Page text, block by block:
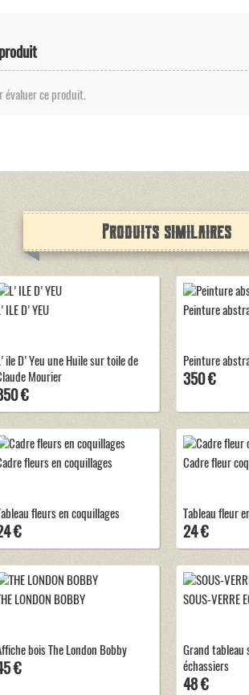
évaluer ce produit.
Produits similaires
D'YEU
D'Yeu une Huile sur toile de
Mourier
€
Peinture
Peinture
350 €
fleurs en coquillages
fleurs en coquillages
€
Cadre fleur
Tableau fleur
24 €
LONDON BOBBY
bois The London Bobby
€
SOUS-VERRE
Grand tableau
échassiers
48 €